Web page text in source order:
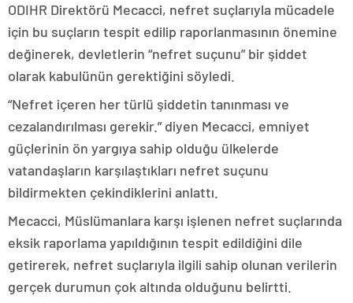
ODIHR Direktörü Mecacci, nefret suçlarıyla mücadele
için bu suçların tespit edilip raporlanmasının önemine
değinerek, devletlerin “nefret suçunu” bir şiddet
olarak kabulünün gerektiğini söyledi.
“Nefret içeren her türlü şiddetin tanınması ve
cezalandırılması gerekir.” diyen Mecacci, emniyet
güçlerinin ön yargıya sahip olduğu ülkelerde
vatandaşların karşılaştıkları nefret suçunu
bildirmekten çekindiklerini anlattı.
Mecacci, Müslümanlara karşı işlenen nefret suçlarında
eksik raporlama yapıldığının tespit edildiğini dile
getirerek, nefret suçlarıyla ilgili sahip olunan verilerin
gerçek durumun çok altında olduğunu belirtti.